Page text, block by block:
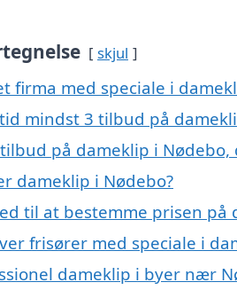
skjul
firma med speciale i
mindst 3 tilbud på
på dameklip i
dameklip i Nødebo?
til at bestemme prisen på
frisører med speciale i
dameklip i byer nær